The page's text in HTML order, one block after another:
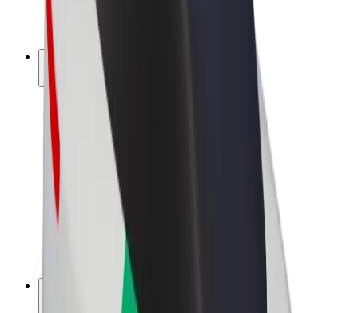
Електровелосипеди
Bolt Plus
Заробляйте з Bolt
Водієм
Заробіток водія
Кур'єром
Заробіток курʼєра
Партнери Bolt Food
Автопаркам
Франшиза